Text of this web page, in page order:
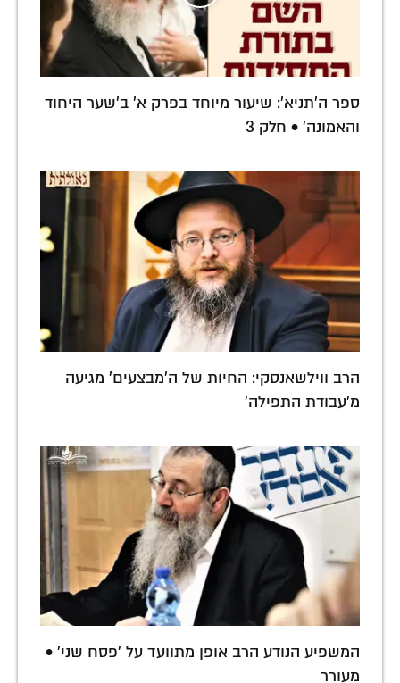
ספר ה'תניא': שיעור מיוחד בפרק א' ב'שער היחוד
והאמונה' • חלק 3
הרב ווילשאנסקי: החיות של ה'מבצעים' מגיעה
מ'עבודת התפילה'
המשפיע הנודע הרב אופן מתוועד על 'פסח שני' •
מעורר